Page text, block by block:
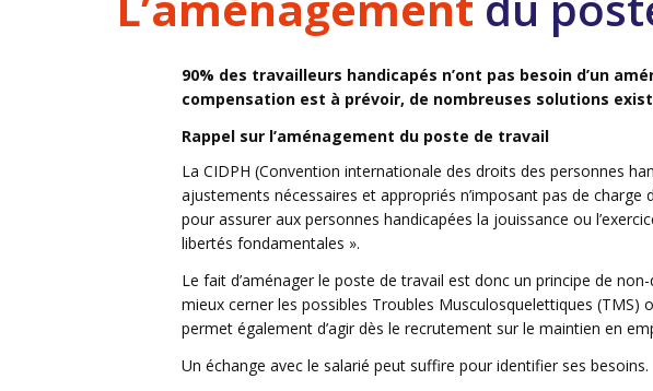
90% des travailleurs handicapés n’ont pas besoin d’un
compensation est à prévoir, de nombreuses solutions
Rappel sur l’aménagement du poste de travail
La CIDPH (Convention internationale des droits des personnes
ajustements nécessaires et appropriés n’imposant pas de
pour assurer aux personnes handicapées la jouissance ou
libertés fondamentales ».
Le fait d’aménager le poste de travail est donc un principe de
mieux cerner les possibles Troubles Musculosquelettiques (TMS)
permet également d’agir dès le recrutement sur le maintien en
Un échange avec le salarié peut suffire pour identifier ses besoins.